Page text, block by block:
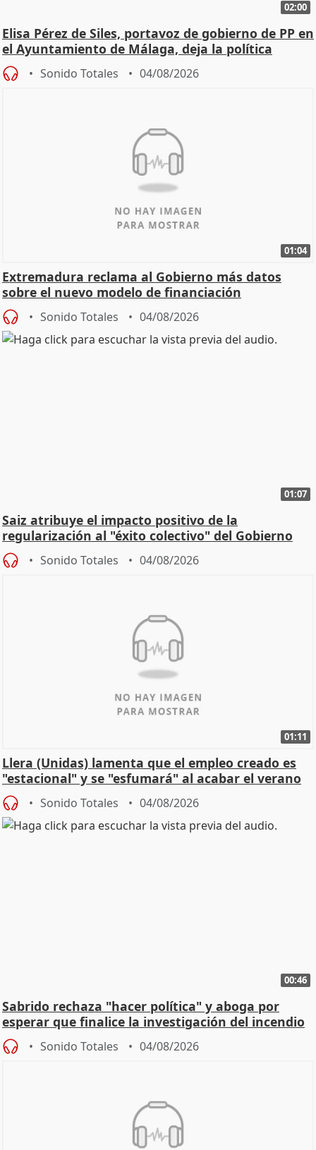
02:00
Elisa Pérez de Siles, portavoz de gobierno de PP en
el Ayuntamiento de Málaga, deja la política
Sonido Totales 04/08/2026
01:04
Extremadura reclama al Gobierno más datos
sobre el nuevo modelo de financiación
Sonido Totales 04/08/2026
01:07
Saiz atribuye el impacto positivo de la
regularización al "éxito colectivo" del Gobierno
Sonido Totales 04/08/2026
01:11
Llera (Unidas) lamenta que el empleo creado es
"estacional" y se "esfumará" al acabar el verano
Sonido Totales 04/08/2026
00:46
Sabrido rechaza "hacer política" y aboga por
esperar que finalice la investigación del incendio
Sonido Totales 04/08/2026